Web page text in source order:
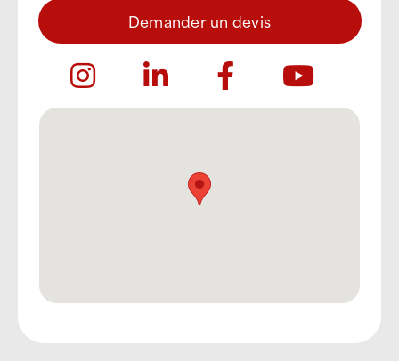
Demander un devis